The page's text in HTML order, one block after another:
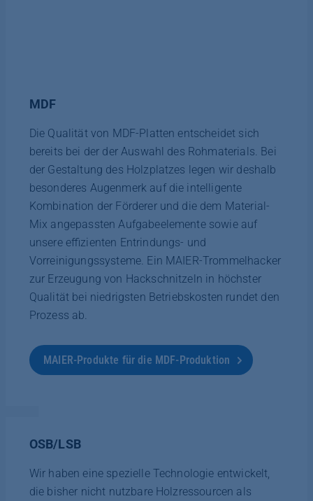
MDF
Die Qualität von MDF-Platten entscheidet sich
bereits bei der der Auswahl des Rohmaterials. Bei
der Gestaltung des Holzplatzes legen wir deshalb
besonderes Augenmerk auf die intelligente
Kombination der Förderer und die dem Material-
Mix angepassten Aufgabeelemente sowie auf
unsere effizienten Entrindungs- und
Vorreinigungssysteme. Ein MAIER-Trommelhacker
zur Erzeugung von Hackschnitzeln in höchster
Qualität bei niedrigsten Betriebskosten rundet den
Prozess ab.
MAIER-Produkte für die MDF-Produktion
OSB/LSB
Wir haben eine spezielle Technologie entwickelt,
die bisher nicht nutzbare Holzressourcen als